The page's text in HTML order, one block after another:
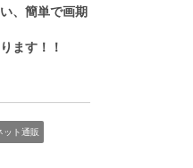
、簡単で画期
ます！！
ット通販